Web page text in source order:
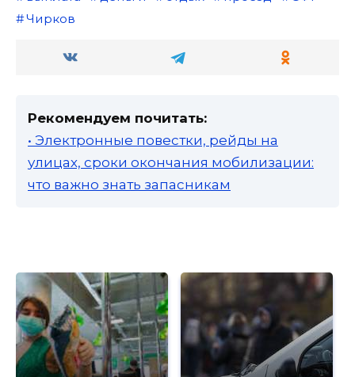
Чирков
Рекомендуем почитать:
• Электронные повестки, рейды на
улицах, сроки окончания мобилизации:
что важно знать запасникам